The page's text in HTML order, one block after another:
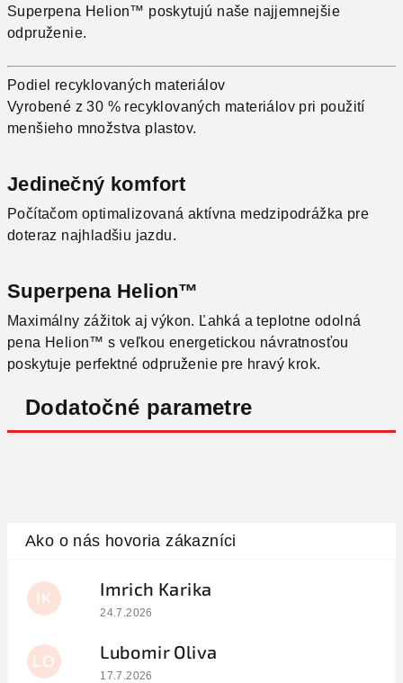
Superpena Helion™ poskytujú naše najjemnejšie
odpruženie.
Podiel recyklovaných materiálov
Vyrobené z 30 % recyklovaných materiálov pri použití
menšieho množstva plastov.
Jedinečný komfort
Počítačom optimalizovaná aktívna medzipodrážka pre
doteraz najhladšiu jazdu.
Superpena Helion™
Maximálny zážitok aj výkon. Ľahká a teplotne odolná
pena Helion™ s veľkou energetickou návratnosťou
poskytuje perfektné odpruženie pre hravý krok.
Dodatočné parametre
IK Imrich Karika
Hodnotenie obchodu je 5 z 5 hviezdičiek.
24.7.2026
LO Lubomir Oliva
Hodnotenie obchodu je 5 z 5 hviezdičiek.
17.7.2026